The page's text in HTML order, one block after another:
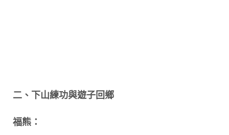
二、下山練功與遊子回鄉
福熊：